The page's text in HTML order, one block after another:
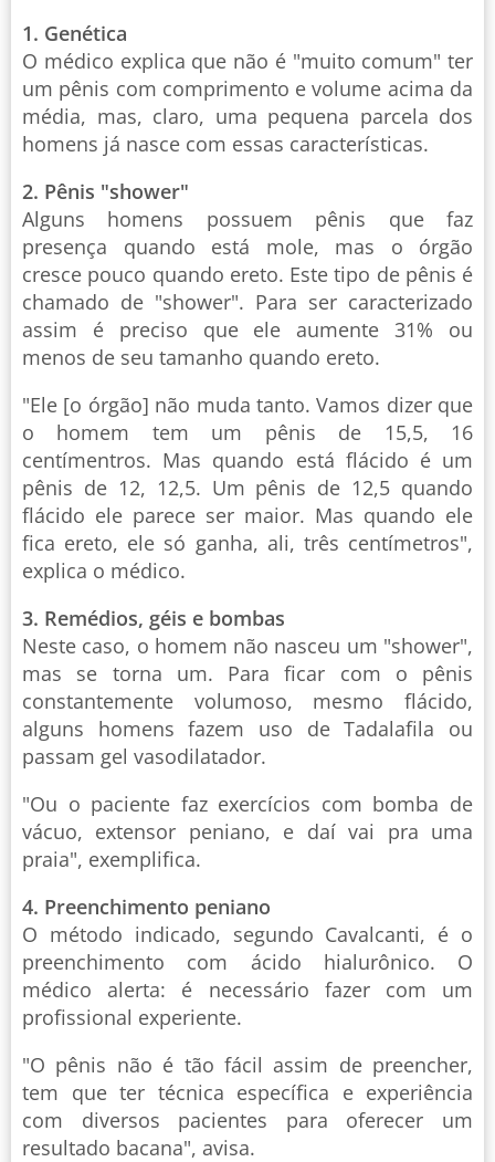
1. Genética
O médico explica que não é "muito comum" ter
um pênis com comprimento e volume acima da
média, mas, claro, uma pequena parcela dos
homens já nasce com essas características.
2. Pênis "shower"
Alguns homens possuem pênis que faz
presença quando está mole, mas o órgão
cresce pouco quando ereto. Este tipo de pênis é
chamado de "shower". Para ser caracterizado
assim é preciso que ele aumente 31% ou
menos de seu tamanho quando ereto.
"Ele [o órgão] não muda tanto. Vamos dizer que
o homem tem um pênis de 15,5, 16
centímentros. Mas quando está flácido é um
pênis de 12, 12,5. Um pênis de 12,5 quando
flácido ele parece ser maior. Mas quando ele
fica ereto, ele só ganha, ali, três centímetros",
explica o médico.
3. Remédios, géis e bombas
Neste caso, o homem não nasceu um "shower",
mas se torna um. Para ficar com o pênis
constantemente volumoso, mesmo flácido,
alguns homens fazem uso de Tadalafila ou
passam gel vasodilatador.
"Ou o paciente faz exercícios com bomba de
vácuo, extensor peniano, e daí vai pra uma
praia", exemplifica.
4. Preenchimento peniano
O método indicado, segundo Cavalcanti, é o
preenchimento com ácido hialurônico. O
médico alerta: é necessário fazer com um
profissional experiente.
"O pênis não é tão fácil assim de preencher,
tem que ter técnica específica e experiência
com diversos pacientes para oferecer um
resultado bacana", avisa.